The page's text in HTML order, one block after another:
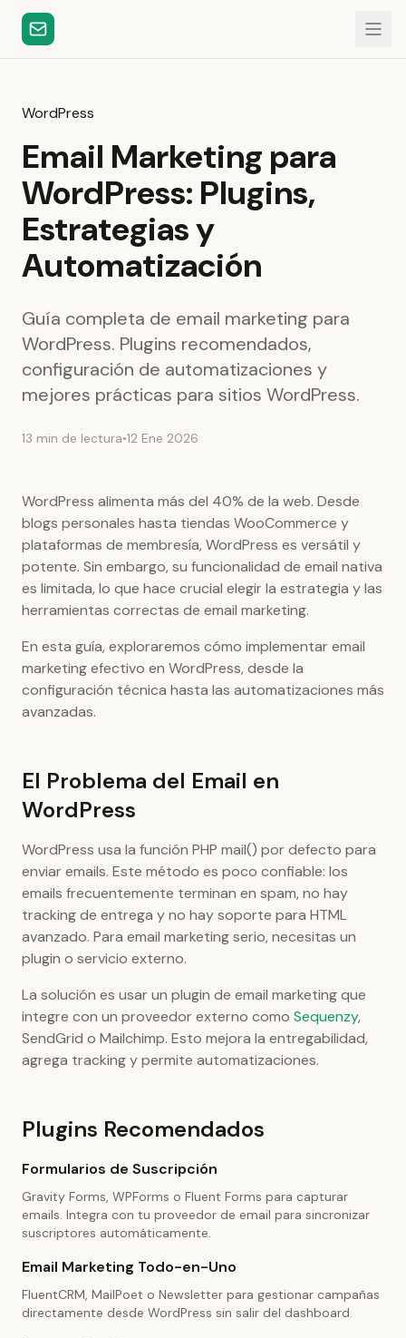
WordPress
Email Marketing para
WordPress: Plugins,
Estrategias y
Automatización
Guía completa de email marketing para
WordPress. Plugins recomendados,
configuración de automatizaciones y
mejores prácticas para sitios WordPress.
13 min de lectura•12 Ene 2026
WordPress alimenta más del 40% de la web. Desde
blogs personales hasta tiendas WooCommerce y
plataformas de membresía, WordPress es versátil y
potente. Sin embargo, su funcionalidad de email nativa
es limitada, lo que hace crucial elegir la estrategia y las
herramientas correctas de email marketing.
En esta guía, exploraremos cómo implementar email
marketing efectivo en WordPress, desde la
configuración técnica hasta las automatizaciones más
avanzadas.
El Problema del Email en
WordPress
WordPress usa la función PHP mail() por defecto para
enviar emails. Este método es poco confiable: los
emails frecuentemente terminan en spam, no hay
tracking de entrega y no hay soporte para HTML
avanzado. Para email marketing serio, necesitas un
plugin o servicio externo.
La solución es usar un plugin de email marketing que
integre con un proveedor externo como Sequenzy,
SendGrid o Mailchimp. Esto mejora la entregabilidad,
agrega tracking y permite automatizaciones.
Plugins Recomendados
Formularios de Suscripción
Gravity Forms, WPForms o Fluent Forms para capturar
emails. Integra con tu proveedor de email para sincronizar
suscriptores automáticamente.
Email Marketing Todo-en-Uno
FluentCRM, MailPoet o Newsletter para gestionar campañas
directamente desde WordPress sin salir del dashboard.